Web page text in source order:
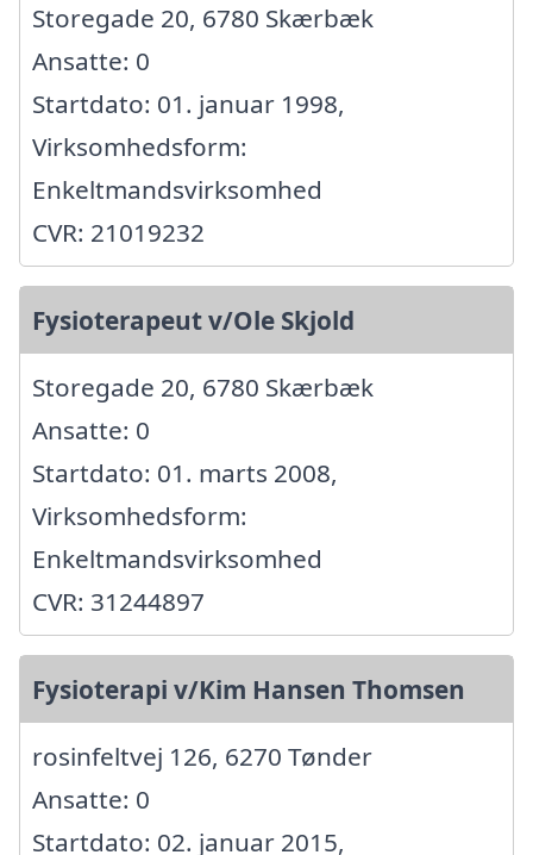
Storegade 20, 6780 Skærbæk
Ansatte: 0
Startdato: 01. januar 1998,
Virksomhedsform:
Enkeltmandsvirksomhed
CVR: 21019232
Fysioterapeut v/Ole Skjold
Storegade 20, 6780 Skærbæk
Ansatte: 0
Startdato: 01. marts 2008,
Virksomhedsform:
Enkeltmandsvirksomhed
CVR: 31244897
Fysioterapi v/Kim Hansen Thomsen
rosinfeltvej 126, 6270 Tønder
Ansatte: 0
Startdato: 02. januar 2015,